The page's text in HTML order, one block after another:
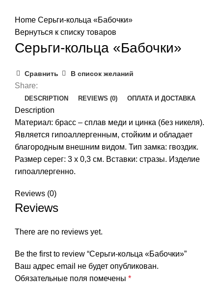
Home Серьги-кольца «Бабочки»
Вернуться к списку товаров
Серьги-кольца «Бабочки»
Сравнить В список желаний
Share:
DESCRIPTION REVIEWS (0) ОПЛАТА И ДОСТАВКА
Description
Материал: брасс – сплав меди и цинка (без никеля).
Является гипоаллергенным, стойким и обладает
благородным внешним видом. Тип замка: гвоздик.
Размер серег: 3 x 0,3 см. Вставки: стразы. Изделие
гипоаллергенно.
Reviews (0)
Reviews
There are no reviews yet.
Be the first to review “Серьги-кольца «Бабочки»”
Ваш адрес email не будет опубликован.
Обязательные поля помечены *